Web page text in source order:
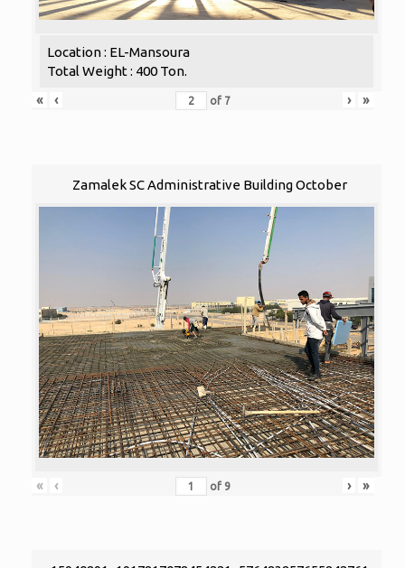
Location : EL-Mansoura
Total Weight : 400 Ton.
«
‹ of 7 › »
Zamalek SC Administrative Building October
« ‹ of 9 › »